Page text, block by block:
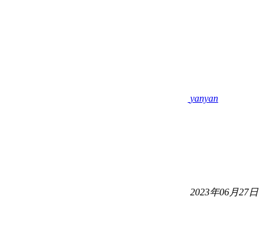
yanyan
2023年06月27日